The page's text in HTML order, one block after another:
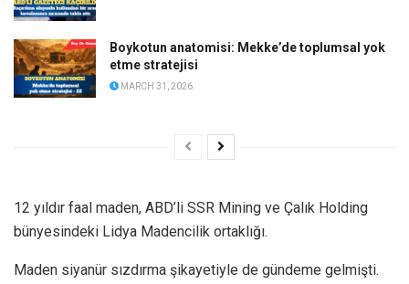
Boykotun anatomisi: Mekke’de toplumsal yok
etme stratejisi
MARCH 31, 2026
12 yıldır faal maden, ABD’li SSR Mining ve Çalık Holding
bünyesindeki Lidya Madencilik ortaklığı.
Maden siyanür sızdırma şikayetiyle de gündeme gelmişti.